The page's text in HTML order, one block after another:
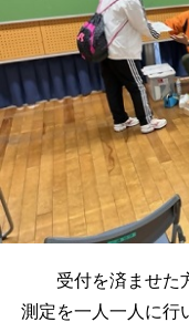
受付を済ませた方
測定を一人一人に行